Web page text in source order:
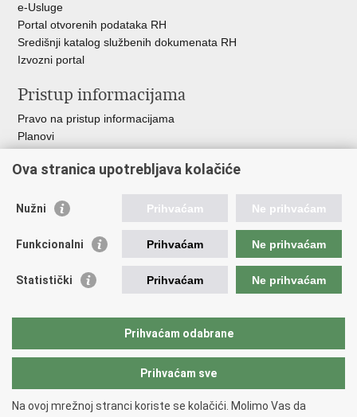
e-Usluge
Portal otvorenih podataka RH
Središnji katalog službenih dokumenata RH
Izvozni portal
Pristup informacijama
Pravo na pristup informacijama
Planovi
Financijski dokumenti
Vlada RH
Operativni program konkurentnost i kohezija
Hrvatska komora ovlaštenih inženjera geodezije
Ova stranica upotrebljava kolačiće
Nužni Prihvaćam Ne prihvaćam
Funkcionalni Prihvaćam Ne prihvaćam
Statistički Prihvaćam Ne prihvaćam
Prihvaćam odabrane
Prihvaćam sve
Na ovoj mrežnoj stranci koriste se kolačići. Molimo Vas da